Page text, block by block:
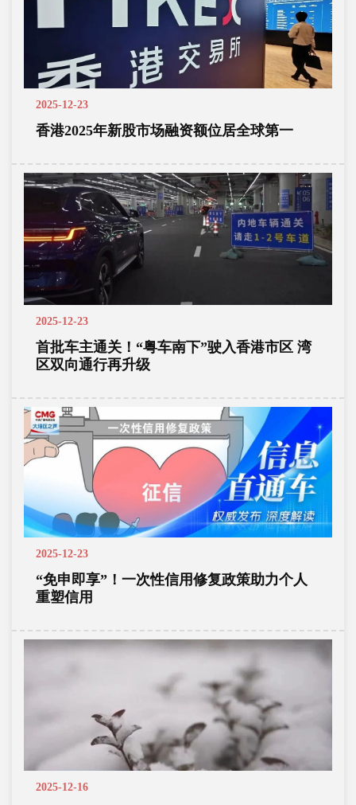
2025-12-23
香港2025年新股市场融资额位居全球第一
2025-12-23
首批车主通关！“粤车南下”驶入香港市区 湾
区双向通行再升级
2025-12-23
“免申即享”！一次性信用修复政策助力个人
重塑信用
2025-12-16